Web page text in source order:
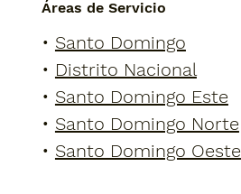
Áreas de Servicio
• Santo Domingo
• Distrito Nacional
• Santo Domingo Este
• Santo Domingo Norte
• Santo Domingo Oeste